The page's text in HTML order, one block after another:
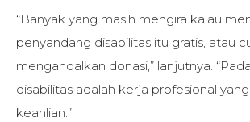
“Banyak yang masih mengira kalau
penyandang disabilitas itu gratis, atau
mengandalkan donasi,” lanjutnya.
disabilitas adalah kerja profesional
keahlian.”